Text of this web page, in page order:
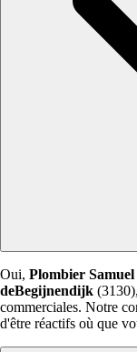
Oui, Plombier Samuel
deBegijnendijk
commerciales. Notre
d'être réactifs où que